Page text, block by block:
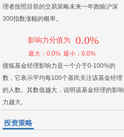
理者按照目前的交易策略未来一年跑输沪深
300指数涨幅的概率。
影响力分值为 0.0%
最大：0.0% 最小：0.0%
搜狐基金经理影响力是一个介于0-100%的
数，它表示平均每100个基民关注该基金经理
的人数。其数值越大，说明该基金经理的影响
力越大。
投资策略